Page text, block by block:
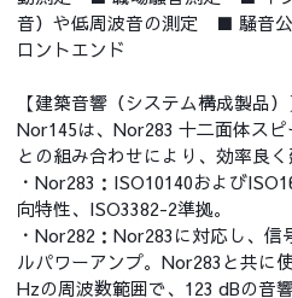
音）や低周波音の測定 ■ 騒音
ロントエンド
【建築音響（システム構成製品）
Nor145は、Nor283 十二面体ス
との組み合わせにより、効率良く
・Nor283：ISO10140および
向特性、ISO3382-2準拠。
・Nor282：Nor283に対応し、
ルパワーアンプ。Nor283と共に
Hzの周波数範囲で、123 dBの音